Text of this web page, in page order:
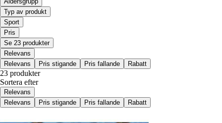
Typ av produkt
Sport
Pris
Se 23 produkter
Relevans
Relevans
Pris stigande Pris fallande Rabatt
23 produkter
Sortera efter
Relevans
Relevans
Pris stigande Pris fallande Rabatt